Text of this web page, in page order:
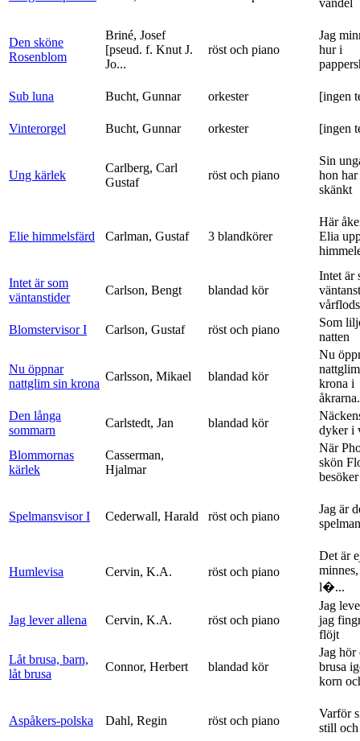
Den sköne
Rosenblom
Briné, Josef
[pseud. f. Knut J.
Jo...
röst och piano
Jag
hur i
Sub luna Bucht, Gunnar orkester [ingen
Vinterorgel Bucht, Gunnar orkester [ingen
Ung kärlek
Carlberg, Carl
Gustaf
röst och piano
Sin
hon
skänkt
Elie himmelsfärd Carlman, Gustaf 3 blandkörer
Här
Elia
Intet är som
väntanstider
Carlson, Bengt blandad kör
Intet är
Blomstervisor I
Carlson, Gustaf röst och piano
Som
natten
Nu öppnar
nattglim sin krona
Carlsson, Mikael blandad kör
Nu
krona i
Den långa
sommarn
Carlstedt, Jan blandad kör
dyker i
Blommornas
kärlek
Casserman,
Hjalmar
När
skön
besöker
Spelmansvisor I Cederwall, Harald röst och piano
Jag är
spelman
Humlevisa Cervin, K.A. röst och piano
Det är
l�...
Jag lever allena Cervin, K.A. röst och piano
Jag
jag
flöjt
Låt brusa, barn,
låt brusa
Connor, Herbert blandad kör
Jag hör
brusa
korn
Aspåkers-polska Dahl, Regin röst och piano
Varför
still